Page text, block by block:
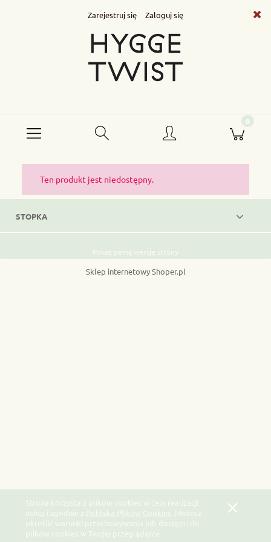
Strona korzysta z plików cookies w celu realizacji
usług i zgodnie z Polityką Plików Cookies . Możesz
określić warunki przechowywania lub dostępu do
plików cookies w Twojej przeglądarce.
Zarejestruj się Zaloguj się
Ten produkt jest niedostępny.
STOPKA
Pokaż pełną wersję strony
Sklep internetowy Shoper.pl